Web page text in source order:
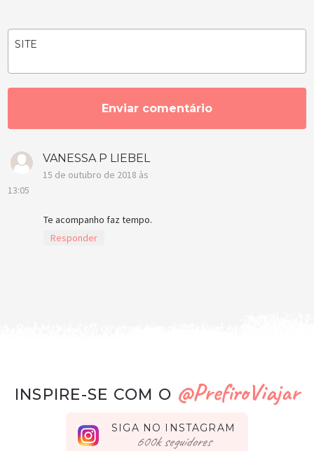
SITE
VANESSA P LIEBEL
15 de outubro de 2018 às
13:05
Te acompanho faz tempo.
Responder
INSPIRE-SE COM O @PrefiroViajar
SIGA NO INSTAGRAM
seguidores